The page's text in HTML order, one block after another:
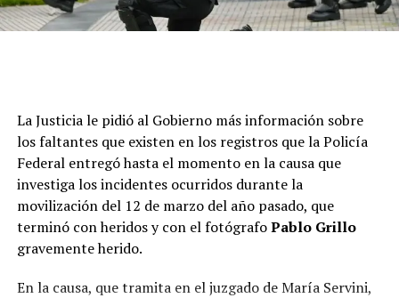
La Justicia le pidió al Gobierno más información sobre
los faltantes que existen en los registros que la Policía
Federal entregó hasta el momento en la causa que
investiga los incidentes ocurridos durante la
movilización del 12 de marzo del año pasado, que
terminó con heridos y con el fotógrafoPablo Grillo
gravemente herido.
En la causa, que tramita en el juzgado de María Servini,